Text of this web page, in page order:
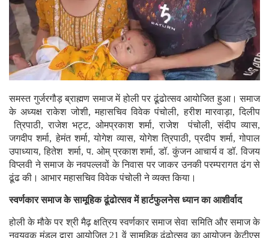
समस्त गुर्जरगौड़ ब्राह्मण समाज में होली पर ढूंढोत्सव आयोजित हुआ। समाज
के अध्यक्ष राकेश जोशी, महासचिव विवेक पंचोली, हरीश मारवाड़ा, दिलीप
त्रिपाठी, राजेश भट्ट, ओमप्रकाश शर्मा, राजेश पंचोली, संदीप व्यास,
जगदीप शर्मा, हेमंत शर्मा, योगेश व्यास, योगेश त्रिपाठी, प्रदीप शर्मा, गोपाल
उपाध्याय, हितेश शर्मा, प. ओम् प्रकाश शर्मा, डॉ. कुंजन आचार्य व डॉ. विजय
विप्लवी ने समाज के नवपल्लवों के निवास पर जाकर उनकी परम्परागत ढंग से
ढूंढ की। आभार महासचिव विवेक पंचोली ने व्यक्त किया।
स्वर्णकार समाज के सामूहिक ढूंढोत्सव में हार्टफुलनेस ध्यान का आशीर्वाद
होली के मौके पर श्री मैढ़ क्षत्रिय स्वर्णकार समाज सेवा समिति और समाज के
नवयुवक मंडल द्वारा आयोजित 21 वें सामूहिक ढूंढोत्सव का आयोजन केटीएस